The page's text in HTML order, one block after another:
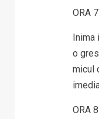
ORA 7
Inima
o
micul
ORA 8